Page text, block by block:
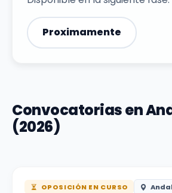
Proximamente
Convocatorias en
(2026)
OPOSICIÓN EN CURSO